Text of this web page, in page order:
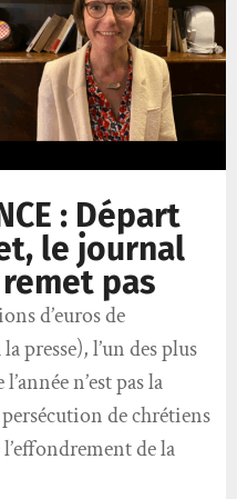
: Départ
le journal
remet pas
d’euros de
presse), l’un des plus
n’est pas la
de chrétiens
de la